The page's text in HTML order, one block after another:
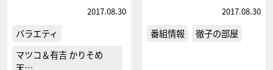
2017.08.30
バラエティ
マツコ＆有吉 かりそめ
天…
2017.08.30
番組情報 徹子の部屋